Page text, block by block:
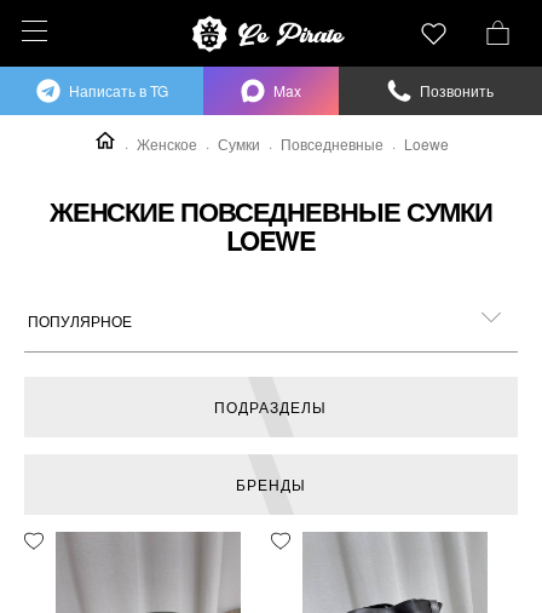
Женское Сумки Повседневные Loewe
ЖЕНСКИЕ ПОВСЕДНЕВНЫЕ СУМКИ
LOEWE
ПОДРАЗДЕЛЫ
БРЕНДЫ
Написать в TG Max Позвонить